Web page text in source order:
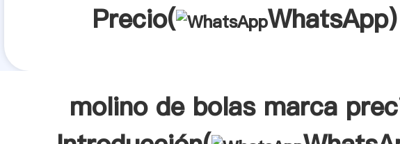
Precio(
WhatsApp)
molino de bolas marca